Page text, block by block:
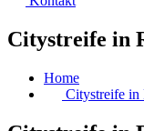
Citystreife in
Home
Citystreife in